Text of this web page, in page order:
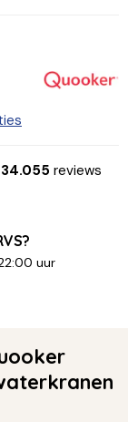
34.055 reviews
uur